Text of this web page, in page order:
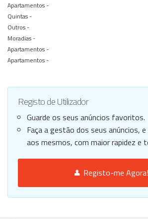
Apartamentos -
Quintas -
Outros -
Moradias -
Apartamentos -
Apartamentos -
Registo de Utilizador
Guarde os seus anúncios favoritos.
Faça a gestão dos seus anúncios,
aos mesmos, com maior rapidez e
Registo-me Agora!